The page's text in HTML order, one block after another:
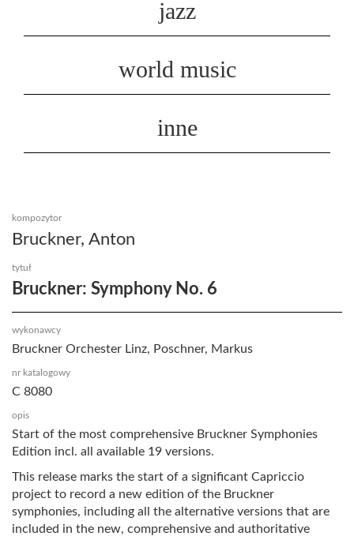
jazz
world music
inne
kompozytor
Bruckner, Anton
tytuł
Bruckner: Symphony No. 6
wykonawcy
Bruckner Orchester Linz, Poschner, Markus
nr katalogowy
C 8080
opis
Start of the most comprehensive Bruckner Symphonies
Edition incl. all available 19 versions.
This release marks the start of a significant Capriccio
project to record a new edition of the Bruckner
symphonies, including all the alternative versions that are
included in the new, comprehensive and authoritative